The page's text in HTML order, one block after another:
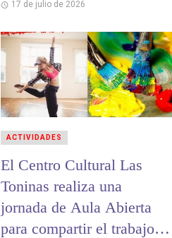
17 de julio de 2026
El Centro Cultural Las
Toninas realiza una
jornada de Aula Abierta
para compartir el trabajo
ACTIVIDADES